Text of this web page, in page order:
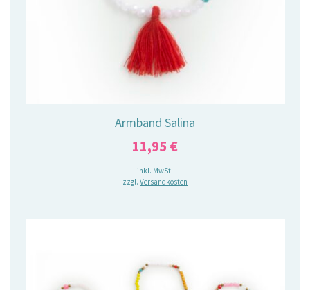
Armband Salina
11,95 €
inkl. MwSt.
zzgl. Versandkosten